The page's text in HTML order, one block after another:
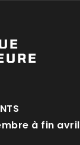
à fin avril